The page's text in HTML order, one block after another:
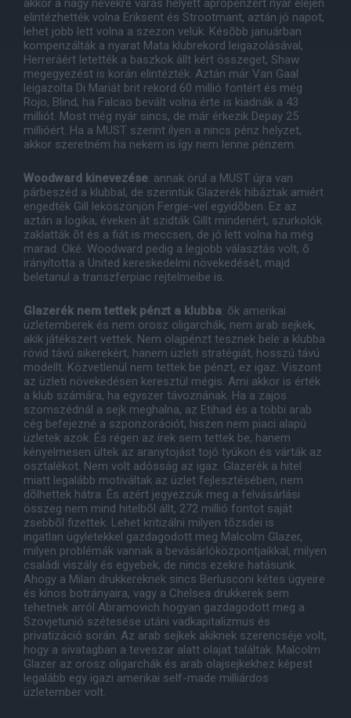
akkor a nagy nevekre várás helyett aprópénzért nyár elején
elintézhették volna Eriksent és Strootmant, aztán jó napot,
lehet jobb lett volna a szezon velük. Késõbb januárban
kompenzálták a nyarat Mata klubrekord leigazolásával,
Herreráért letették a baszkok állt kért összeget, Shaw
megegyezést is korán elintézték. Aztán már Van Gaal
leigazolta Di Mariát brit rekord 60 millió fontért és még
Rojo, Blind, ha Falcao bevált volna érte is kiadnák a 43
milliót. Most még nyár sincs, de már érkezik Depay 25
millióért. Ha a MUST szerint ilyen a nincs pénz helyzet,
akkor szeretném ha nekem is így nem lenne pénzem.
Woodward kinevezése: annak örül a MUST újra van
párbeszéd a klubbal, de szerintük Glazerék hibáztak amiért
engedték Gill leköszönjön Fergie-vel egyidõben. Ez az
aztán a logika, éveken át szidták Gillt mindenért, szurkolók
zaklatták õt és a fiát is meccsen, de jó lett volna ha még
marad. Oké. Woodward pedig a legjobb választás volt, õ
irányította a United kereskedelmi növekedését, majd
beletanul a transzferpiac rejtelmeibe is.
Glazerék nem tettek pénzt a klubba: õk amerikai
üzletemberek és nem orosz oligarchák, nem arab sejkek,
akik játékszert vettek. Nem olajpénzt tesznek bele a klubba
rövid távú sikerekért, hanem üzleti stratégiát, hosszú távú
modellt. Közvetlenül nem tettek be pénzt, ez igaz. Viszont
az üzleti növekedésen keresztül mégis. Ami akkor is érték
a klub számára, ha egyszer távoznának. Ha a zajos
szomszédnál a sejk meghalna, az Etihad és a többi arab
cég befejezné a szponzorációt, hiszen nem piaci alapú
üzletek azok. És régen az írek sem tettek be, hanem
kényelmesen ültek az aranytojást tojó tyúkon és várták az
osztalékot. Nem volt adósság az igaz. Glazerék a hitel
miatt legalább motiváltak az üzlet fejlesztésében, nem
dõlhettek hátra. És azért jegyezzük meg a felvásárlási
összeg nem mind hitelbõl állt, 272 millió fontot saját
zsebbõl fizettek. Lehet kritizálni milyen tõzsdei is
ingatlan ügyletekkel gazdagodott meg Malcolm Glazer,
milyen problémák vannak a bevásárlóközpontjaikkal, milyen
családi viszály és egyebek, de nincs ezekre hatásunk.
Ahogy a Milan drukkereknek sincs Berlusconi kétes ügyeire
és kínos botrányaira, vagy a Chelsea drukkerek sem
tehetnek arról Abramovich hogyan gazdagodott meg a
Szovjetunió szétesése utáni vadkapitalizmus és
privatizáció során. Az arab sejkek akiknek szerencséje volt,
hogy a sivatagban a teveszar alatt olajat találtak. Malcolm
Glazer az orosz oligarchák és arab olajsejkekhez képest
legalább egy igazi amerikai self-made milliárdos
üzletember volt.